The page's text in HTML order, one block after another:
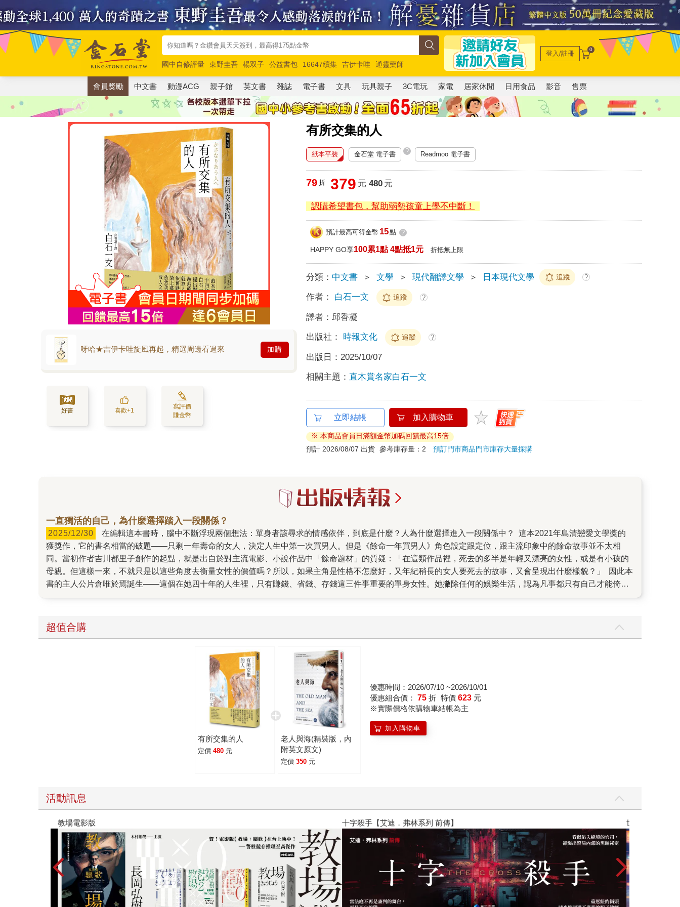
國中自修評量 東野圭吾 楊双子 公益書包 16647續集 吉伊卡哇
通靈藥師
唯紅花綻放
奧德賽 路邊攤新作 馬斯克 玩具總動員5 超慢跑
登入/註冊 0
會員獎勵 中文書 動漫ACG 親子館 英文書 雜誌 電子書 文具 玩具親子 3C電玩 家電 居家休閒 日用食品 影音 售票
有所交集的人
呀哈★吉伊卡哇旋風再起，精選周邊看過來 加購
好書 喜歡+1
寫評價
賺金幣
紙本平裝 金石堂 電子書 ? Readmoo 電子書
79 折 379 元 480元
認購希望書包，幫助弱勢孩童上學不中斷！
預計最高可得金幣 15點 ?
HAPPY GO享100累1點 4點抵1元 折抵無上限
分類： 中文書 ＞ 文學 ＞ 現代翻譯文學 ＞ 日本現代文學 追蹤 ?
作者： 白石一文 追蹤 ?
譯者：邱香凝
出版社： 時報文化 追蹤 ?
出版日： 2025/10/07
相關主題： 直木賞名家白石一文
立即結帳 加入購物車
※ 本商品會員日滿額金幣加碼回饋最高15倍
預計 2026/08/07 出貨 參考庫存量：2預訂門市商品門市庫存大量採購
一直獨活的自己，為什麼選擇踏入一段關係？
2025/12/30
獲獎作，它的書名相當的破題——只剩一年壽命的女人，決定人生中第一次買男人。但是《餘命一年買男人》角色設定跟定位，跟主流印象中的餘命故事並不太相
同。當初作者吉川都里子創作的起點，就是出自於對主流電影、小說作品中「餘命題材」的質疑：「在這類作品裡，死去的多半是年輕又漂亮的女性，或是有小孩的
母親。但這樣一來，不就只是以這些角度去衡量女性的價值嗎？所以，如果主角是性格不怎麼好，又年紀稍長的女人要死去的故事，又會呈現出什麼樣貌？」 因此本
書的主人公片倉唯於焉誕生——這個在她四十年的人生裡，只有賺錢、省錢、存錢這三件事重要的單身女性。她撇除任何的娛樂生活，認為凡事都只有自己才能倚
此的生活態度。作者透過細膩書寫主角與他人（醫師、同事、家人、男主角）的互動和對話，也逐步勾勒出一種立體的女性樣貌——也就是現在逐漸覺醒、懂得以自
己為優先的現代女性。 然而，回到最開始的問題：人為什麼要進入一段關係中？ 對於唯來說，談戀愛、結婚都是不符成本的「經濟活動」。但得知自己只剩一年壽
她內心幽微的孤寂感？一旦有了連結和相處，就有所謂觸碰底線、踩雷的狀況發生，而她是否也被迫面對自己尚未成熟的那一面？她是否要透過與他人不斷互動，才
者卻用了快三分之一的篇幅去琢磨男主角的視角，是相當令人驚喜的閱讀體驗。不僅能了解男主角對於女生的看法，在面對突如其來買下自己又罹患癌症的女人時，
他又是如何調適心境；加上男主角職業的特殊性，在面對婚姻時，他的態度會如何轉變，這些都是讓這本小說看似驚世駭俗的設定，變得比一般愛情餘命小說更具人
心底藏著如此恐懼——「如果沒有錢，就不會被任何人需要吧？」或許我們都在尋找「會因我的死亡，而有所觸動的人」吧。 如果你也正處於是否踏入關係的迷惘階
段，或許這個故事能為你帶來不同的看法和啟發。
超值合購
有所交集的人
定價 480 元
老人與海(精裝版，內
附英文原文)
定價 350 元
優惠時間：2026/07/10 ~2026/10/01
優惠組合價： 75 折 特價 623 元
※實際價格依購物車結帳為主
加入購物車
活動訊息
教場電影版 十字殺手【艾迪．弗林系列 前傳】 世界上最透明